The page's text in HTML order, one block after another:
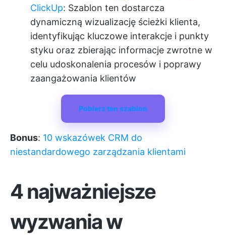
ClickUp: Szablon ten dostarcza
dynamiczną wizualizację ścieżki klienta,
identyfikując kluczowe interakcje i punkty
styku oraz zbierając informacje zwrotne w
celu udoskonalenia procesów i poprawy
zaangażowania klientów
Pobierz ten szablon
Bonus: 10 wskazówek CRM do
niestandardowego zarządzania klientami
4 najważniejsze
wyzwania w